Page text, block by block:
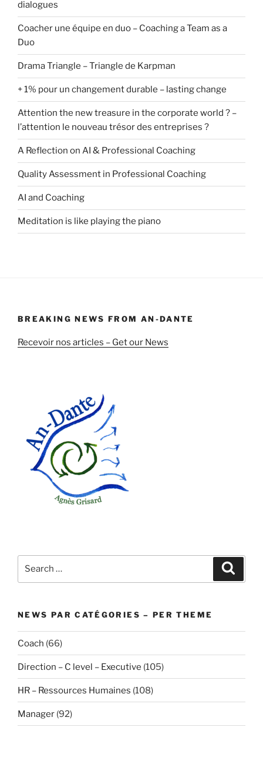
dialogues
Coacher une équipe en duo – Coaching a Team as a
Duo
Drama Triangle – Triangle de Karpman
+ 1% pour un changement durable – lasting change
Attention the new treasure in the corporate world ? –
l’attention le nouveau trésor des entreprises ?
A Reflection on AI & Professional Coaching
Quality Assessment in Professional Coaching
AI and Coaching
Meditation is like playing the piano
BREAKING NEWS FROM AN-DANTE
Recevoir nos articles – Get our News
NEWS PAR CATÉGORIES – PER THEME
Coach (66)
Direction – C level – Executive (105)
HR – Ressources Humaines (108)
Manager (92)